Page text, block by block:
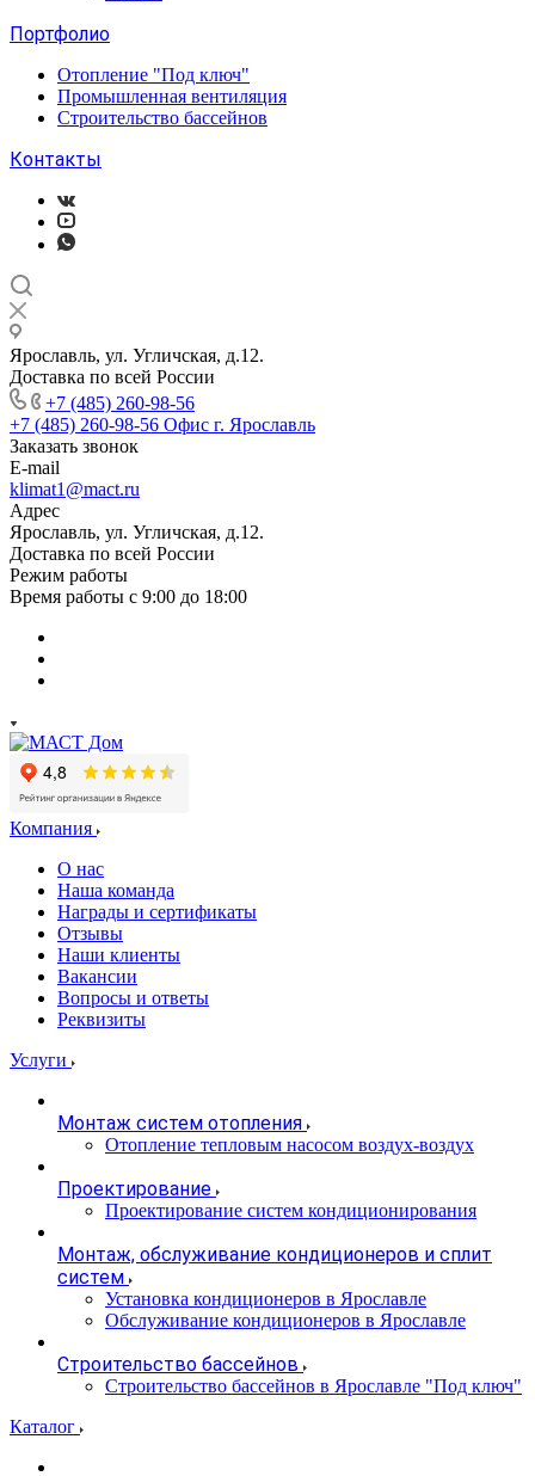
Портфолио
Отопление "Под ключ"
Промышленная вентиляция
Строительство бассейнов
Контакты
Ярославль, ул. Угличская, д.12.
Доставка по всей России
+7 (485) 260-98-56
+7 (485) 260-98-56 Офис г. Ярославль
Заказать звонок
E-mail
klimat1@mact.ru
Адрес
Ярославль, ул. Угличская, д.12.
Доставка по всей России
Режим работы
Время работы с 9:00 до 18:00
Компания
О нас
Наша команда
Награды и сертификаты
Отзывы
Наши клиенты
Вакансии
Вопросы и ответы
Реквизиты
Услуги
Монтаж систем отопления
Отопление тепловым насосом воздух-воздух
Проектирование
Проектирование систем кондиционирования
Монтаж, обслуживание кондиционеров и сплит
систем
Установка кондиционеров в Ярославле
Обслуживание кондиционеров в Ярославле
Строительство бассейнов
Строительство бассейнов в Ярославле "Под ключ"
Каталог